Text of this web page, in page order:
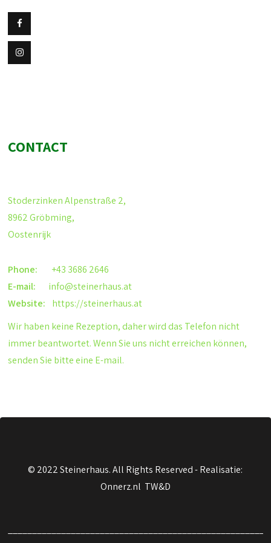
CONTACT
Stoderzinken Alpenstraße 2,
8962 Gröbming,
Oostenrijk
Phone:
+43 3686 2646
E-mail:
info@steinerhaus.at
Website:
https://steinerhaus.at
Wir haben keine Rezeption, daher wird das Telefon nicht
immer beantwortet. Wenn Sie uns nicht erreichen können,
senden Sie bitte eine E-mail.
© 2022 Steinerhaus. All Rights Reserved -Realisatie:
Onnerz.nl TW&D